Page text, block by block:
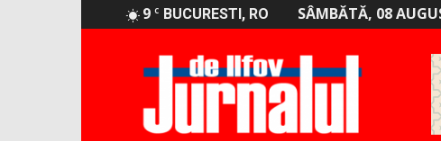
9 C BUCURESTI, RO SÂMBĂTĂ, 08